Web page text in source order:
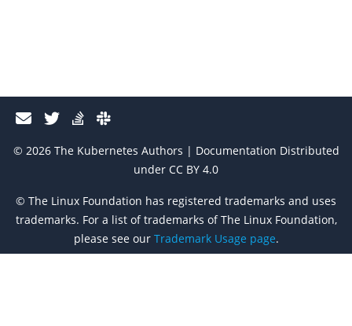
© 2026 The Kubernetes Authors | Documentation Distributed
under CC BY 4.0
© The Linux Foundation has registered trademarks and uses
trademarks. For a list of trademarks of The Linux Foundation,
please see our Trademark Usage page.